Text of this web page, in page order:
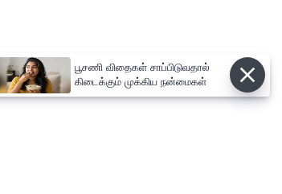
பூசணி விதைகள் சாப்பிடுவதால்
கிடைக்கும் முக்கிய நன்மைகள்